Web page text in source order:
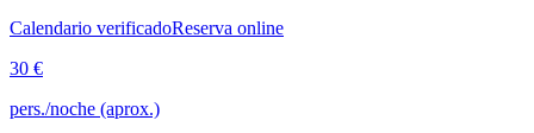
Calendario verificadoReserva online
30 €
pers./noche (aprox.)